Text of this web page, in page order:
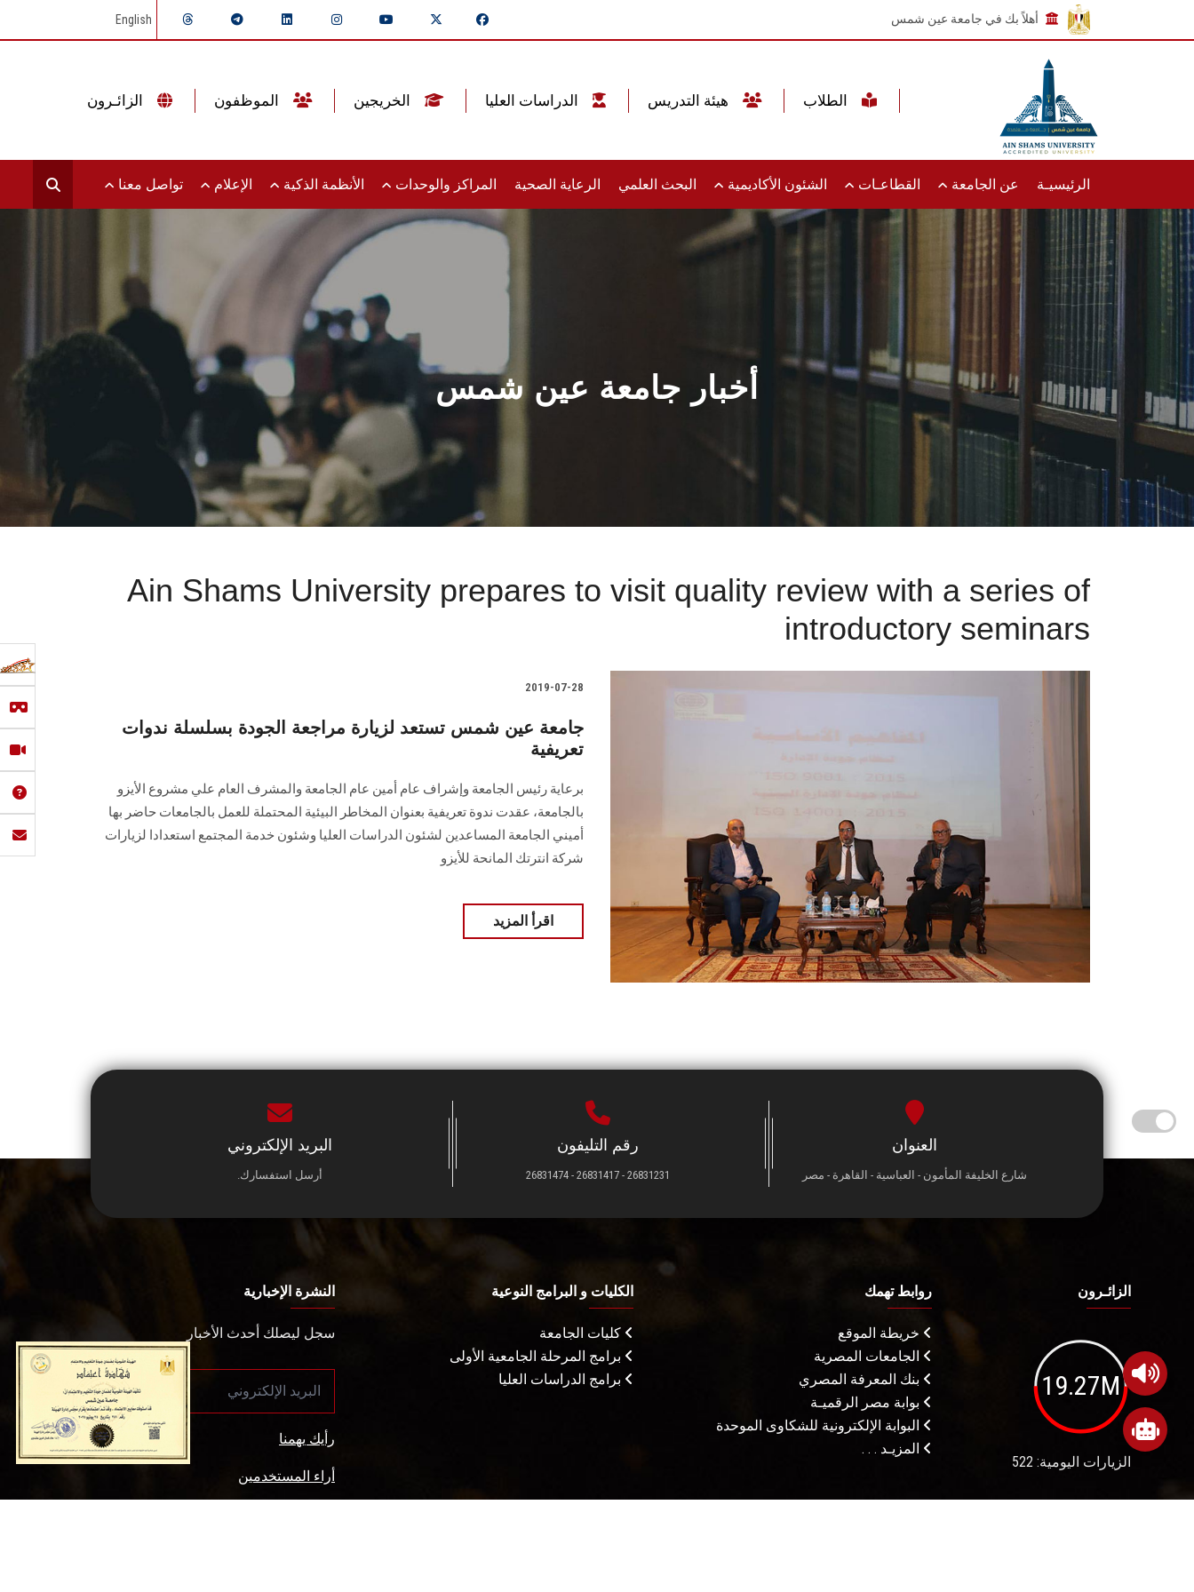
أهلاً بك في جامعة عين شمس English
الرئيسيـة عن الجامعة القطاعـات الشئون الأكاديمية البحث العلمي الرعاية الصحية المراكز والوحدات الأنظمة الذكية الإعلام تواصل معنا
أخبار جامعة عين شمس
Ain Shams University prepares to visit quality review with a series of
introductory seminars
2019-07-28
جامعة عين شمس تستعد لزيارة مراجعة الجودة بسلسلة ندوات
تعريفية
برعاية رئيس الجامعة وإشراف عام أمين عام الجامعة والمشرف العام علي مشروع الأيزو
بالجامعة، عقدت ندوة تعريفية بعنوان المخاطر البيئية المحتملة للعمل بالجامعات حاضر بها
أميني الجامعة المساعدين لشئون الدراسات العليا وشئون خدمة المجتمع استعدادا لزيارات
شركة انترتك المانحة للأيزو
اقرأ المزيد
العنوان
شارع الخليفة المأمون - العباسية - القاهرة - مصر
رقم التليفون
26831231 - 26831417 - 26831474
البريد الإلكتروني
أرسل استفسارك.
الزائـرون
19.27M
الزيارات اليومية: 522
روابط تهمك
خريطة الموقع
الجامعات المصرية
بنك المعرفة المصري
بوابة مصر الرقميـة
البوابة الإلكترونية للشكاوى الموحدة
المزيـد . . .
الكليات و البرامج النوعية
كليات الجامعة
برامج المرحلة الجامعية الأولى
برامج الدراسات العليا
النشرة الإخبارية
سجل ليصلك أحدث الأخبار
رأيك يهمنا
أراء المستخدمين